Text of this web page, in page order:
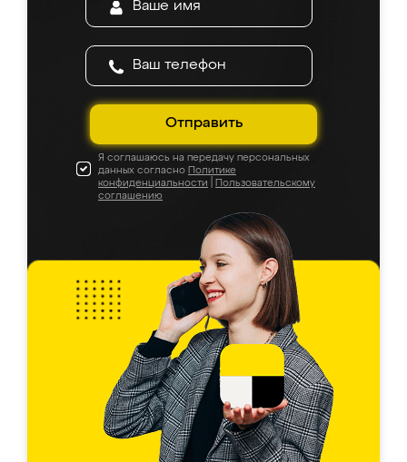
Отправить
Я соглашаюсь на передачу персональных
данных согласно Политике
конфиденциальности
Пользовательскому
соглашению